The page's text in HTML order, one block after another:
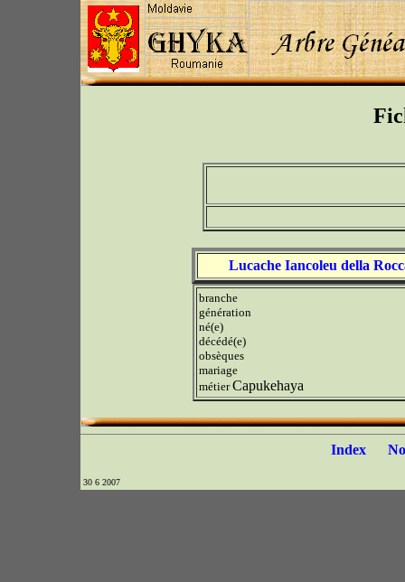
Lucache Iancoleu della
branche
génération
né(e)
décédé(e)
obsèques
mariage
métierCapukehaya
Index
30 6 2007